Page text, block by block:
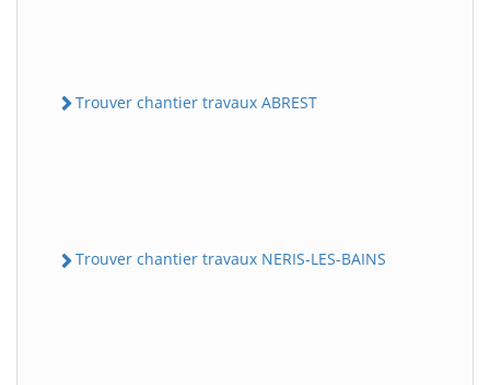
Trouver chantier travaux ABREST
Trouver chantier travaux NERIS-LES-BAINS